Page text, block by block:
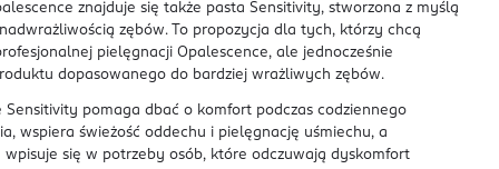
znajduje się także pasta Sensitivity, stworzona z myślą
zębów. To propozycja dla tych, którzy chcą
pielęgnacji Opalescence, ale jednocześnie
dopasowanego do bardziej wrażliwych zębów.
Sensitivity pomaga dbać o komfort podczas codziennego
wspiera świeżość oddechu i pielęgnację uśmiechu, a
wpisuje się w potrzeby osób, które odczuwają dyskomfort